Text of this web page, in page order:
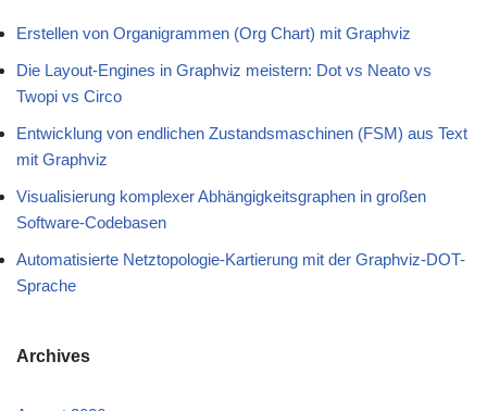
Erstellen von Organigrammen (Org Chart) mit Graphviz
Die Layout-Engines in Graphviz meistern: Dot vs Neato vs
Twopi vs Circo
Entwicklung von endlichen Zustandsmaschinen (FSM) aus Text
mit Graphviz
Visualisierung komplexer Abhängigkeitsgraphen in großen
Software-Codebasen
Automatisierte Netztopologie-Kartierung mit der Graphviz-DOT-
Sprache
Archives